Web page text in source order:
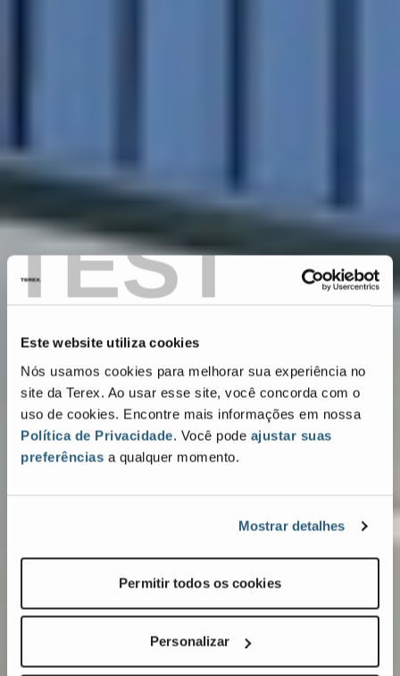
TEST
Este website utiliza cookies
Nós usamos cookies para melhorar sua experiência no
site da Terex. Ao usar esse site, você concorda com o
uso de cookies. Encontre mais informações em nossa
Política de Privacidade. Você pode ajustar suas
preferências a qualquer momento.
Mostrar detalhes
Permitir todos os cookies
Personalizar